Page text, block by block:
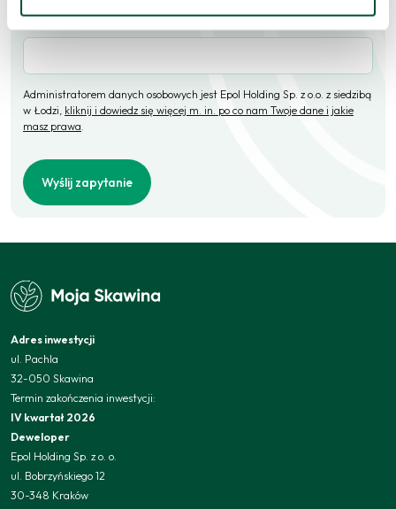
Administratorem danych osobowych jest Epol Holding Sp. z o.o. z siedzibą
w Łodzi, kliknij i dowiedz się więcej m. in. po co nam Twoje dane i jakie
masz prawa.
Wyślij zapytanie
Adres inwestycji
ul. Pachla
32-050 Skawina
Termin zakończenia inwestycji:
IV kwartał 2026
Deweloper
Epol Holding Sp. z o. o.
ul. Bobrzyńskiego 12
30-348 Kraków